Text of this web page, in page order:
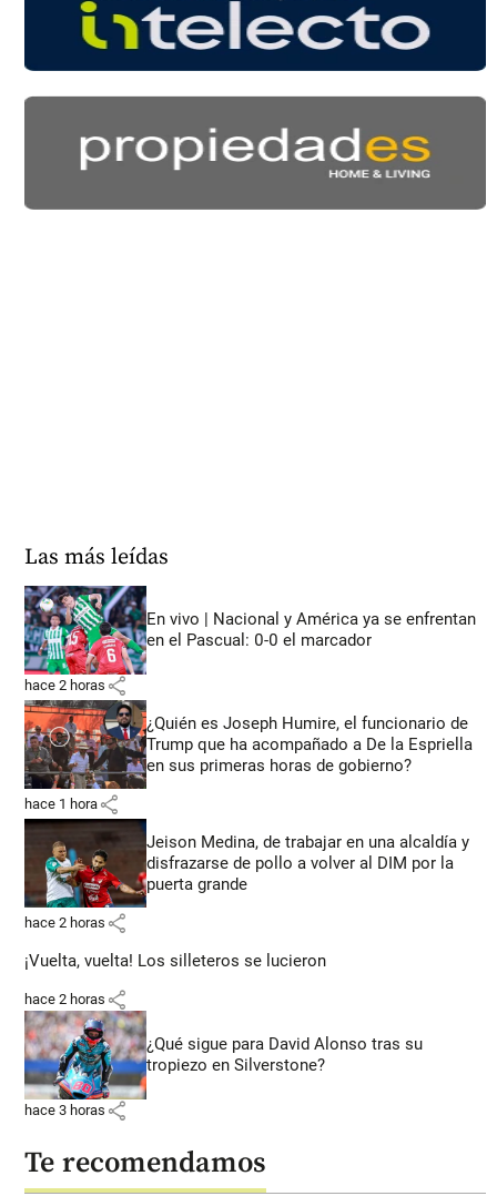
Las más leídas
En vivo | Nacional y América ya se enfrentan
en el Pascual: 0-0 el marcador
hace 2 horas share
¿Quién es Joseph Humire, el funcionario de
Trump que ha acompañado a De la Espriella
en sus primeras horas de gobierno?
hace 1 hora share
Jeison Medina, de trabajar en una alcaldía y
disfrazarse de pollo a volver al DIM por la
puerta grande
hace 2 horas share
¡Vuelta, vuelta! Los silleteros se lucieron
hace 2 horas share
¿Qué sigue para David Alonso tras su
tropiezo en Silverstone?
hace 3 horas share
Te recomendamos